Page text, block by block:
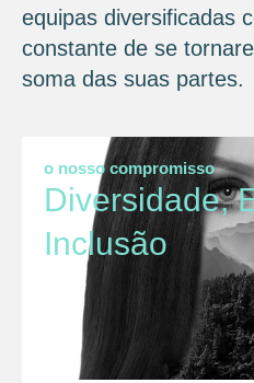
equipas diversificadas
constante de se
soma das suas partes.
o nosso compromisso
Diversidade,
Inclusão